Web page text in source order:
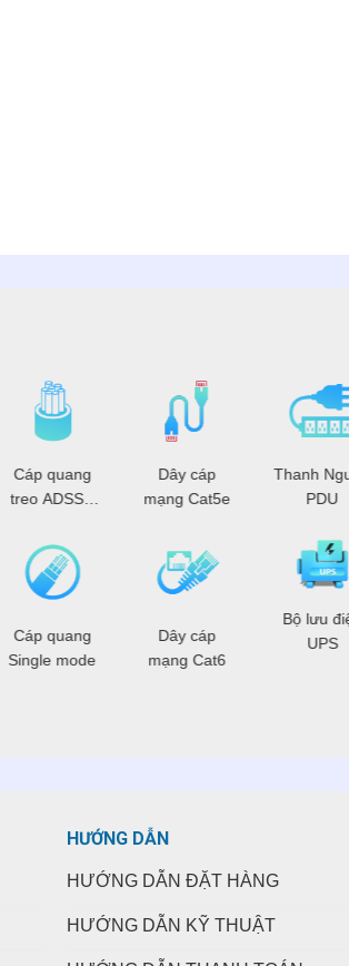
Cáp quang
treo ADSS -
Cáp quang
Single mode
Dây cáp
mạng Cat5e
Dây cáp
mạng Cat6
Thanh
PDU
Bộ lưu
UPS
HƯỚNG DẪN
HƯỚNG DẪN ĐẶT HÀNG
HƯỚNG DẪN KỸ THUẬT